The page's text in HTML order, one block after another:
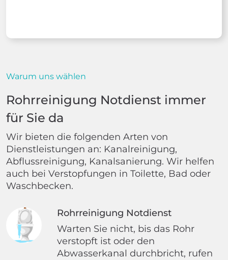
Warum uns wählen
Rohrreinigung Notdienst immer
für Sie da
Wir bieten die folgenden Arten von
Dienstleistungen an: Kanalreinigung,
Abflussreinigung, Kanalsanierung. Wir helfen
auch bei Verstopfungen in Toilette, Bad oder
Waschbecken.
Rohrreinigung Notdienst
Warten Sie nicht, bis das Rohr
verstopft ist oder den
Abwasserkanal durchbricht, rufen